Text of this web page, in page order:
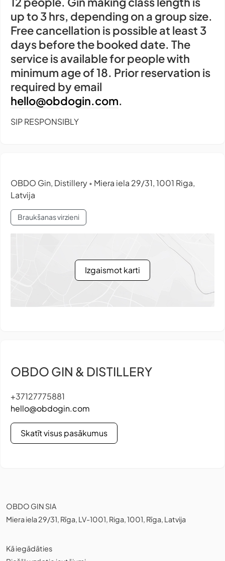
up to 3 hrs, depending on a group size.
Free cancellation is possible at least 3
days before the booked date. The
service is available for people with
minimum age of 18. Prior reservation is
required by email
hello@obdogin.com.
SIP RESPONSIBLY
OBDO Gin, Distillery • Miera iela 29/31, 1001 Riga,
Latvija
Braukšanas virzieni
Izgaismot karti
OBDO GIN & DISTILLERY
+37127775881
hello@obdogin.com
Skatīt visus pasākumus
OBDO GIN SIA
Miera iela 29/31, Rīga, LV-1001, Riga, 1001, Rīga, Latvija
Kā iegādāties